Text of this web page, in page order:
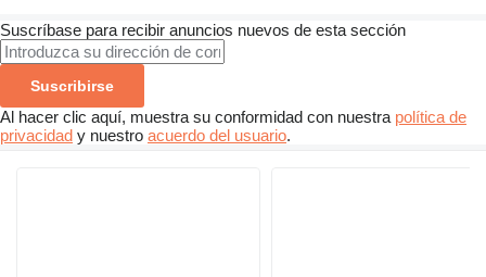
Suscríbase para recibir anuncios nuevos de esta sección
Suscribirse
Al hacer clic aquí, muestra su conformidad con nuestra política de
privacidad y nuestro acuerdo del usuario.